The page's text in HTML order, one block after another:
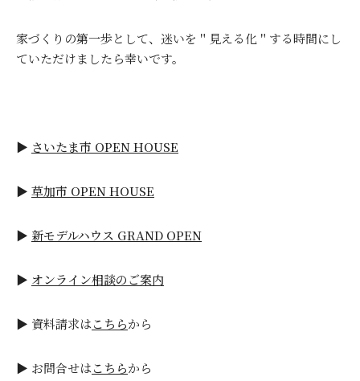
家づくりの第一歩として、迷いを＂見える化＂する時間にし
ていただけましたら幸いです。
▶ さいたま市 OPEN HOUSE
▶ 草加市 OPEN HOUSE
▶ 新モデルハウス GRAND OPEN
▶ オンライン相談のご案内
▶ 資料請求はこちらから
▶ お問合せはこちらから